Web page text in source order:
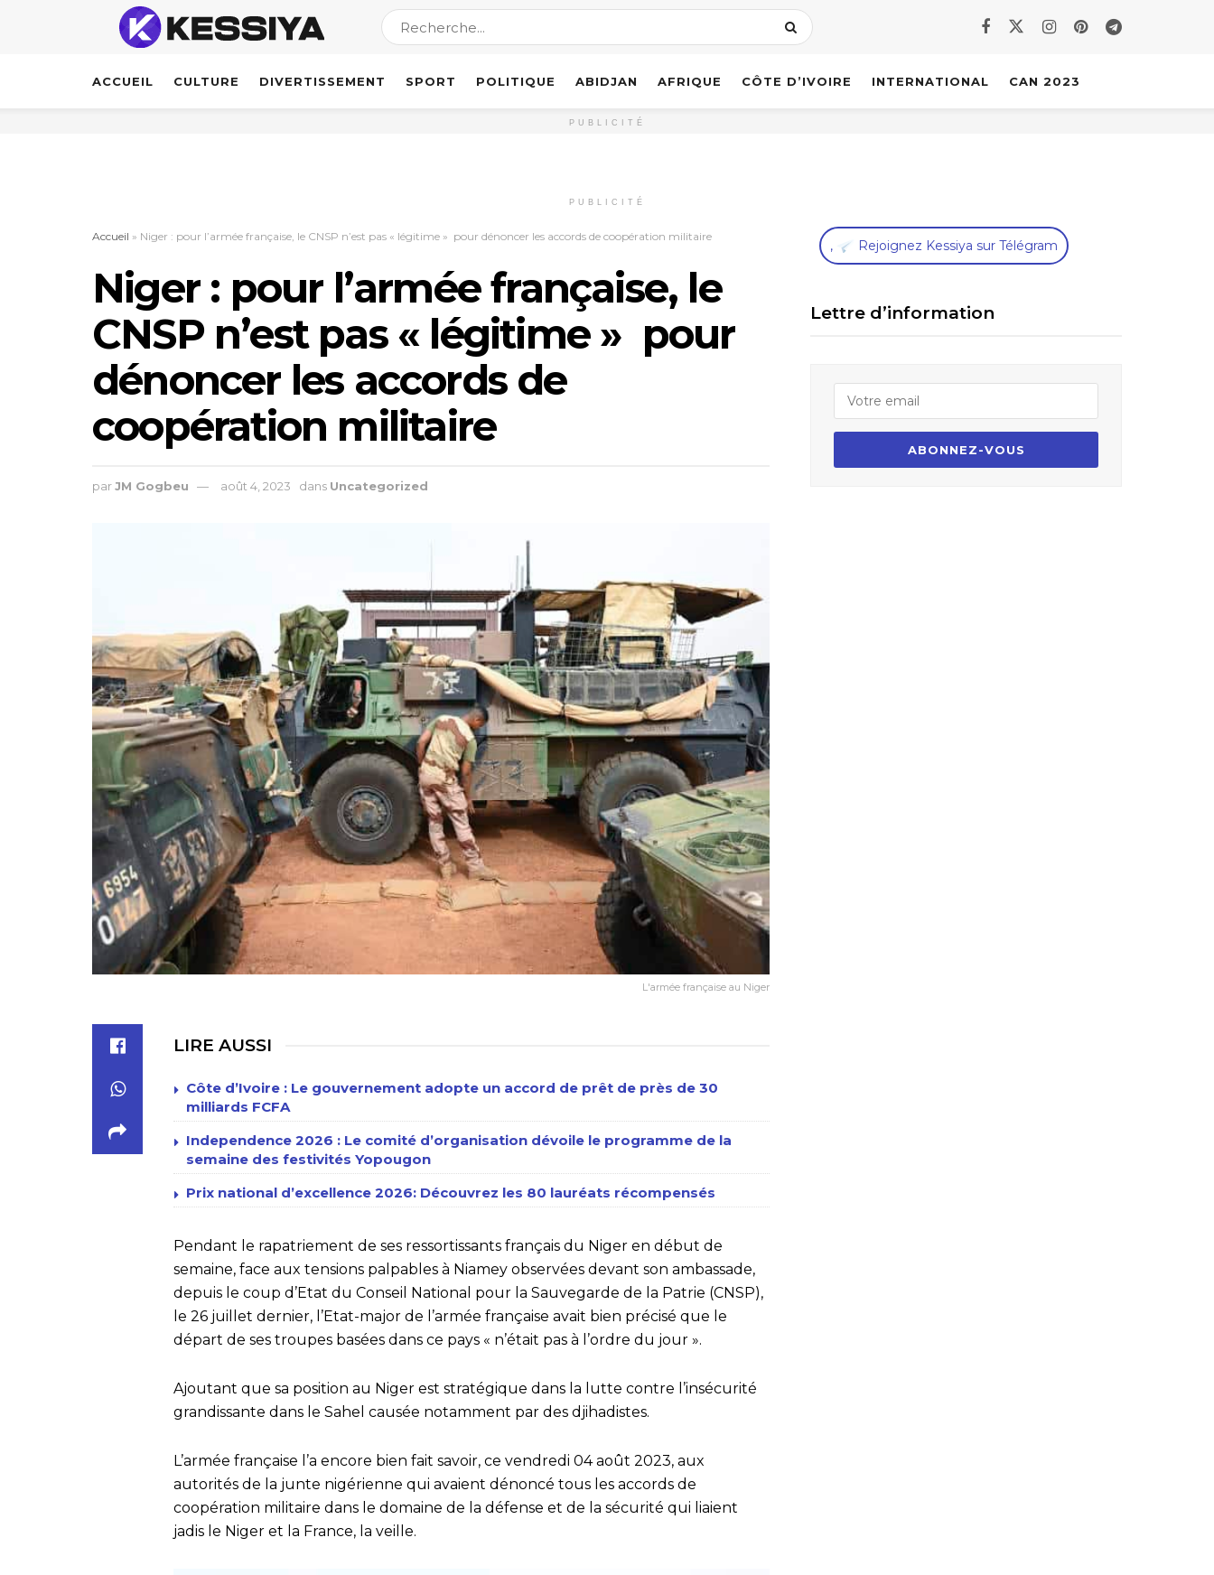
ACCUEIL CULTURE DIVERTISSEMENT SPORT POLITIQUE ABIDJAN AFRIQUE CÔTE D’IVOIRE INTERNATIONAL CAN 2023
PUBLICITÉ
PUBLICITÉ
Accueil » Niger : pour l’armée française, le CNSP n’est pas « légitime » pour dénoncer les accords de coopération militaire
Niger : pour l’armée française, le
CNSP n’est pas « légitime » pour
dénoncer les accords de
coopération militaire
parJM Gogbeu août 4, 2023 dans Uncategorized
L'armée française au Niger
LIRE AUSSI
Côte d’Ivoire : Le gouvernement adopte un accord de prêt de près de 30
milliards FCFA
Independence 2026 : Le comité d’organisation dévoile le programme de la
semaine des festivités Yopougon
Prix national d’excellence 2026: Découvrez les 80 lauréats récompensés
Pendant le rapatriement de ses ressortissants français du Niger en début de
semaine, face aux tensions palpables à Niamey observées devant son ambassade,
depuis le coup d’Etat du Conseil National pour la Sauvegarde de la Patrie (CNSP),
le 26 juillet dernier, l’Etat-major de l’armée française avait bien précisé que le
départ de ses troupes basées dans ce pays « n’était pas à l’ordre du jour ».
Ajoutant que sa position au Niger est stratégique dans la lutte contre l’insécurité
grandissante dans le Sahel causée notamment par des djihadistes.
L’armée française l’a encore bien fait savoir, ce vendredi 04 août 2023, aux
autorités de la junte nigérienne qui avaient dénoncé tous les accords de
coopération militaire dans le domaine de la défense et de la sécurité qui liaient
jadis le Niger et la France, la veille.
, Rejoignez Kessiya sur Télégram
Lettre d’information